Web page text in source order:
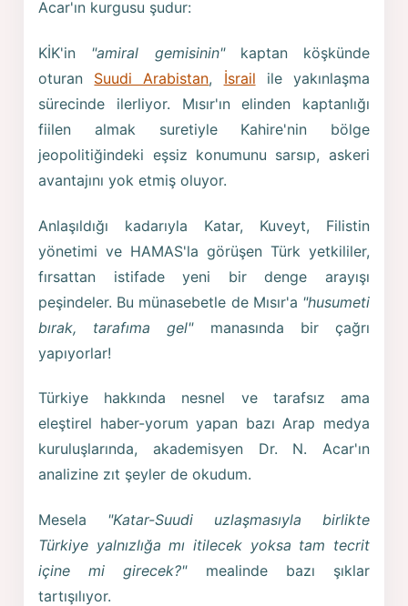
Acar'ın kurgusu şudur:
KİK'in "amiral gemisinin"kaptan köşkünde
oturan Suudi Arabistan, İsrail ile yakınlaşma
sürecinde ilerliyor. Mısır'ın elinden kaptanlığı
fiilen almak suretiyle Kahire'nin bölge
jeopolitiğindeki eşsiz konumunu sarsıp, askeri
avantajını yok etmiş oluyor.
Anlaşıldığı kadarıyla Katar, Kuveyt, Filistin
yönetimi ve HAMAS'la görüşen Türk yetkililer,
fırsattan istifade yeni bir denge arayışı
peşindeler. Bu münasebetle de Mısır'a "husumeti
bırak, tarafıma gel" manasında bir çağrı
yapıyorlar!
Türkiye hakkında nesnel ve tarafsız ama
eleştirel haber-yorum yapan bazı Arap medya
kuruluşlarında, akademisyen Dr. N. Acar'ın
analizine zıt şeyler de okudum.
Mesela "Katar-Suudi uzlaşmasıyla birlikte
Türkiye yalnızlığa mı itilecek yoksa tam tecrit
içine mi girecek?"mealinde bazı şıklar
tartışılıyor.